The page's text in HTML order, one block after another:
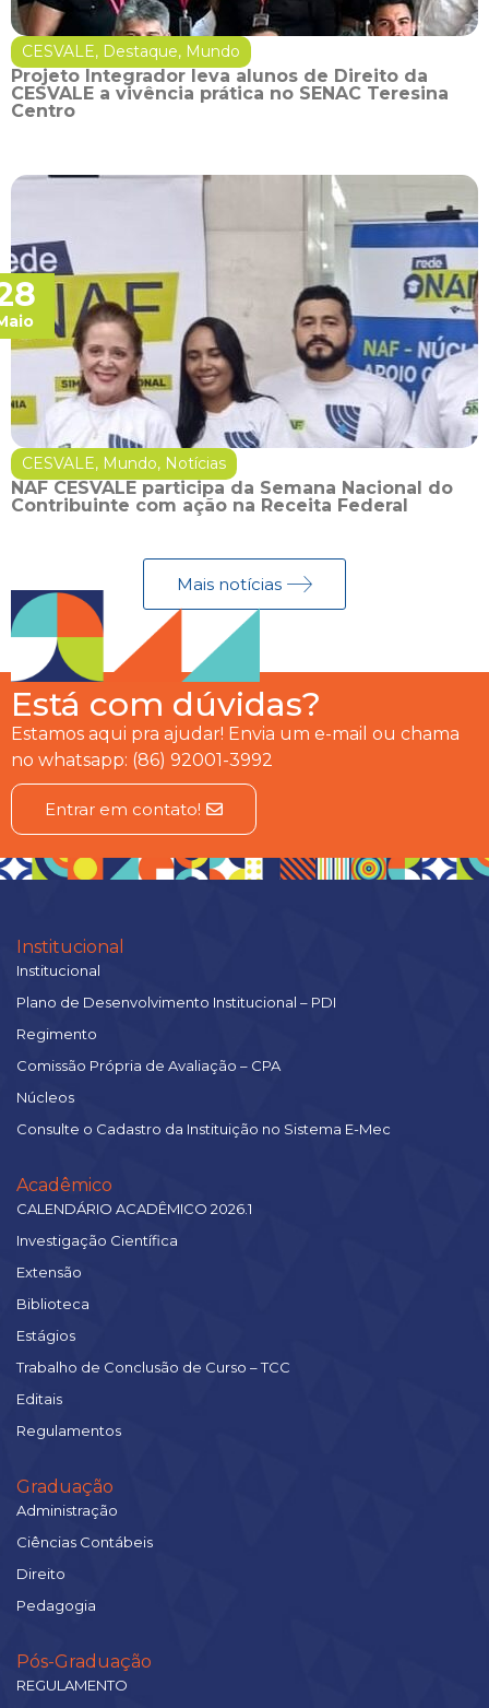
CESVALE, Destaque, Mundo
Projeto Integrador leva alunos de Direito da
CESVALE a vivência prática no SENAC Teresina
Centro
CESVALE, Mundo, Notícias
NAF CESVALE participa da Semana Nacional do
Contribuinte com ação na Receita Federal
Mais notícias
Está com dúvidas?
Estamos aqui pra ajudar! Envia um e-mail ou chama
no whatsapp: (86) 92001-3992
Entrar em contato!
Institucional
Institucional
Plano de Desenvolvimento Institucional – PDI
Regimento
Comissão Própria de Avaliação – CPA
Núcleos
Consulte o Cadastro da Instituição no Sistema E-Mec
Acadêmico
CALENDÁRIO ACADÊMICO 2026.1
Investigação Científica
Extensão
Biblioteca
Estágios
Trabalho de Conclusão de Curso – TCC
Editais
Regulamentos
Graduação
Administração
Ciências Contábeis
Direito
Pedagogia
Pós-Graduação
REGULAMENTO